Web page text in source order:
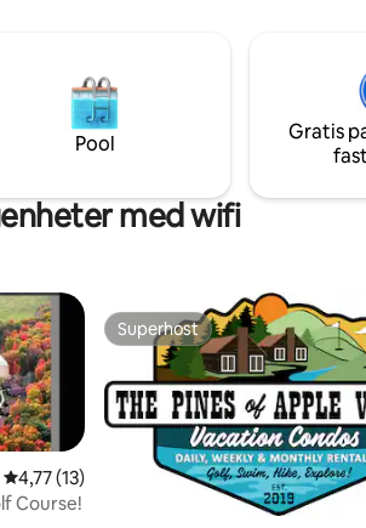
Pool
Gratis
med wifi
4,77 av 5 i genomsnittligt betyg, 13
4,77 (13)
Course!
Superhost
Superhost